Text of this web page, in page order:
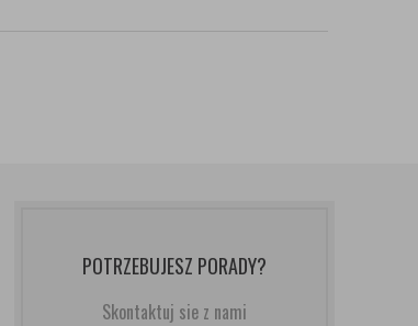
POTRZEBUJESZ PORADY?
Skontaktuj sie z nami